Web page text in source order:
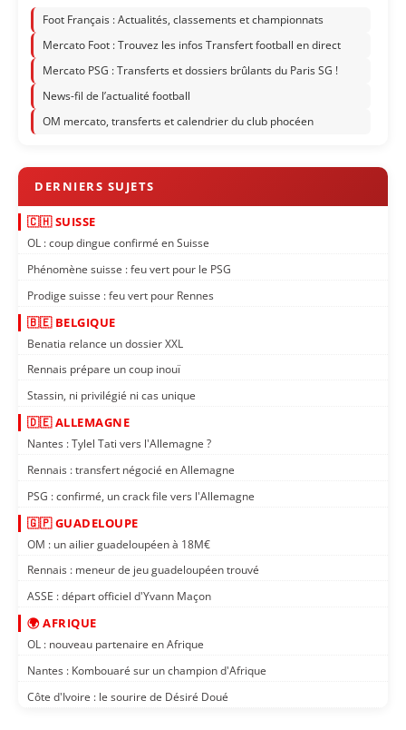
Foot Français : Actualités, classements et championnats
Mercato Foot : Trouvez les infos Transfert football en direct
Mercato PSG : Transferts et dossiers brûlants du Paris SG !
News-fil de l’actualité football
OM mercato, transferts et calendrier du club phocéen
🇨🇭 SUISSE
OL : coup dingue confirmé en Suisse
Phénomène suisse : feu vert pour le PSG
Prodige suisse : feu vert pour Rennes
🇧🇪 BELGIQUE
Benatia relance un dossier XXL
Rennais prépare un coup inouï
Stassin, ni privilégié ni cas unique
🇩🇪 ALLEMAGNE
Nantes : Tylel Tati vers l'Allemagne ?
Rennais : transfert négocié en Allemagne
PSG : confirmé, un crack file vers l'Allemagne
🇬🇵 GUADELOUPE
OM : un ailier guadeloupéen à 18M€
Rennais : meneur de jeu guadeloupéen trouvé
ASSE : départ officiel d'Yvann Maçon
🌍 AFRIQUE
OL : nouveau partenaire en Afrique
Nantes : Kombouaré sur un champion d'Afrique
Côte d'Ivoire : le sourire de Désiré Doué